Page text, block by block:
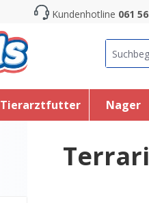
Kundenhotline 061
Tierarztfutter Nager